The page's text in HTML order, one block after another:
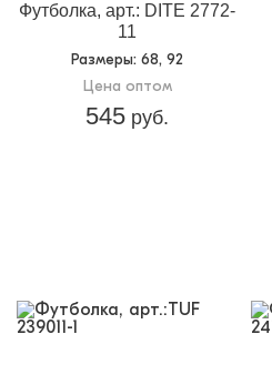
Футболка, арт.: DITE 2772-
11
Размеры: 68, 92
Цена оптом
545 руб.